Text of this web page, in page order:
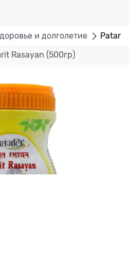
и долголетие
Rasayan (500гр)